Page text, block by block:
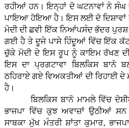
ਰਹੀਆਂ ਹਨ। ਇਨ੍ਹਾਂ ਦੋ ਘਟਨਾਵਾਂ ਨੇ ਸੰਘ
ਪਾਇਆ ਹੋਇਆ ਹੈ। ਇਸ ਲਈ ਦੋ ਦਿਸ਼ਾਵਾਂ
ਮੋਦੀ ਦੀ ਛਵੀ ਇੱਕ ਨਿਆਂਪਸੰਦ ਭੱਦਰ
ਗਈ ਹੈ ਤੇ ਦੂਜੇ ਪਾਸੇ ਹਿੰਦੂਆਂ ਵਿੱਚ ਇੱਕ
ਚੁੱਕੇ ਮੋਦੀ ਦੇ ਇਸ ਰੂਪ ਨੂੰ ਕਾਇਮ ਰੱਖਣ ਦੀ
ਇਸ ਦਾ ਪ੍ਰਗਟਾਵਾ ਬਿਲਕਿਸ ਬਾਨੋ
ਠਹਿਰਾਏ ਗਏ ਵਿਅਕਤੀਆਂ ਦੀ ਰਿਹਾਈ ਦੇ
ਹੈ।
ਬਿਲਕਿਸ ਬਾਨੋ ਮਾਮਲੇ ਵਿੱਚ
ਭਾਜਪਾ ਵਿੱਚ ਕੁਝ ਅਵਾਜ਼ਾਂ ਉਠੀਆਂ
ਸਾਬਕਾ ਮੁੱਖ ਮੰਤਰੀ ਸ਼ਾਂਤਾ ਕੁਮਾਰ,